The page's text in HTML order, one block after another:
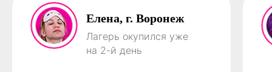
Елена, г. Воронеж
Лагерь окупился уже
на 2-й день